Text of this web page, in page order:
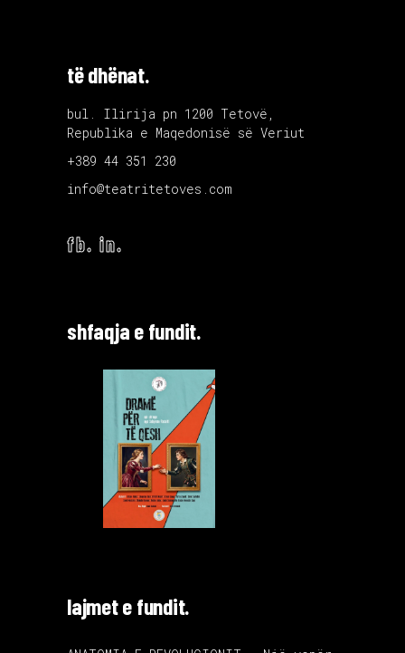
të dhënat.
bul. Ilirija pn 1200 Tetovë,
Republika e Maqedonisë së Veriut
+389 44 351 230
info@teatritetoves.com
fb. in.
shfaqja e fundit.
lajmet e fundit.